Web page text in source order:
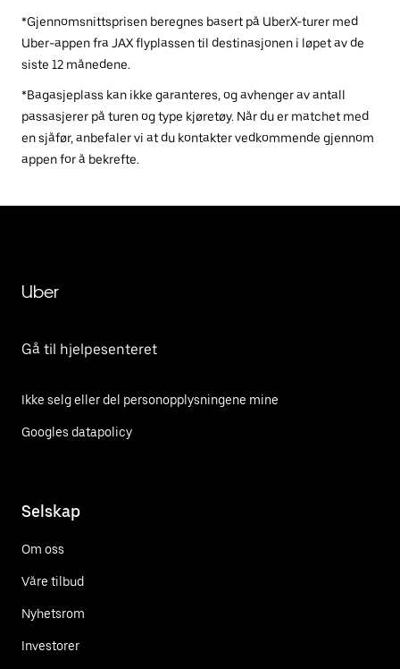
*Gjennomsnittsprisen beregnes basert på UberX-turer med
Uber-appen fra JAX flyplassen til destinasjonen i løpet av de
siste 12 månedene.
*Bagasjeplass kan ikke garanteres, og avhenger av antall
passasjerer på turen og type kjøretøy. Når du er matchet med
en sjåfør, anbefaler vi at du kontakter vedkommende gjennom
appen for å bekrefte.
Uber
Gå til hjelpesenteret
Ikke selg eller del personopplysningene mine
Googles datapolicy
Selskap
Om oss
Våre tilbud
Nyhetsrom
Investorer